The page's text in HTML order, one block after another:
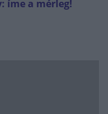
íme a mérleg!